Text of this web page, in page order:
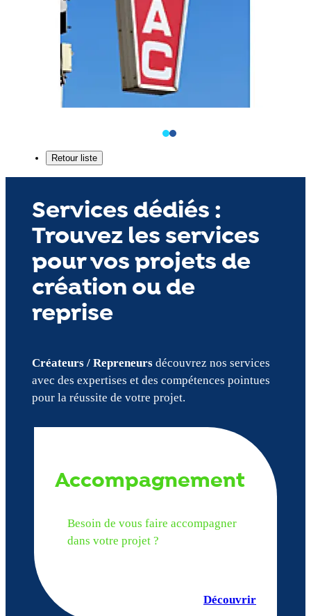
Services dédiés :
Trouvez les services
pour vos projets de
création ou de
reprise
Créateurs / Repreneursdécouvrez nos services
avec des expertises et des compétences pointues
pour la réussite de votre projet.
Accompagnement
Besoin de vous faire accompagner
dans votre projet ?
Découvrir